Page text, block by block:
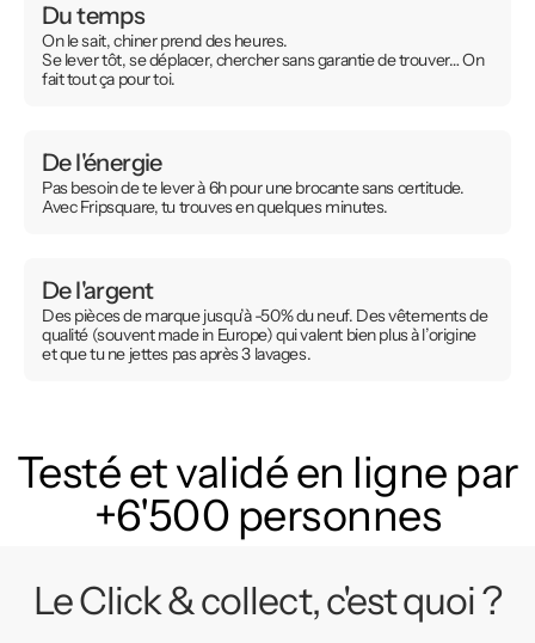
Du temps
On le sait, chiner prend des heures.
Se lever tôt, se déplacer, chercher sans garantie de trouver… On
fait tout ça pour toi.
De l'énergie
Pas besoin de te lever à 6h pour une brocante sans certitude.
Avec Fripsquare, tu trouves en quelques minutes.
De l'argent
Des pièces de marque jusqu’à -50% du neuf. Des vêtements de
qualité (souvent made in Europe) qui valent bien plus à l’origine
et que tu ne jettes pas après 3 lavages.
Testé et validé en ligne par
+6'500 personnes
Le Click & collect, c'est quoi ?